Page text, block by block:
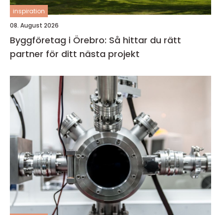
inspiration
08. August 2026
Byggföretag i Örebro: Så hittar du rätt
partner för ditt nästa projekt